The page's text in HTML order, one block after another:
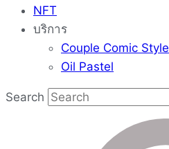
NFT
บริการ
Couple Comic Style
Oil Pastel
Search